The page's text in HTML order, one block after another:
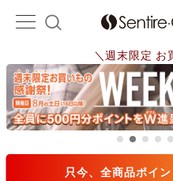
＼週末限定 お
只今、全商品ポイ